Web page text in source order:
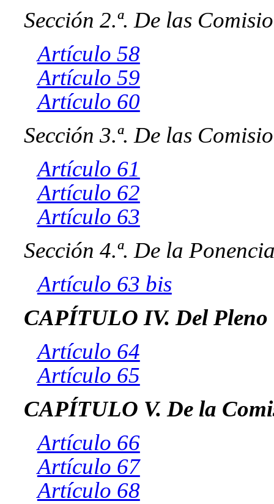
Sección 2.ª. De las
Artículo 58
Artículo 59
Artículo 60
Sección 3.ª. De las
Artículo 61
Artículo 62
Artículo 63
Sección 4.ª. De la
Artículo 63 bis
CAPÍTULO IV. Del Pleno
Artículo 64
Artículo 65
CAPÍTULO V. De la
Artículo 66
Artículo 67
Artículo 68